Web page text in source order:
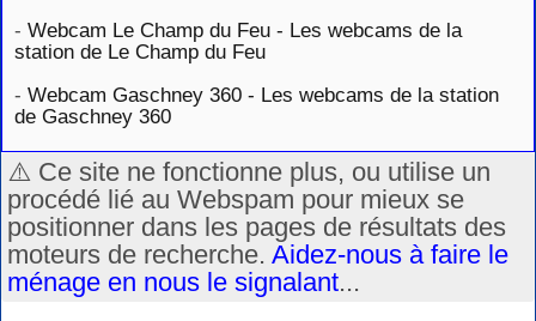
- Webcam Le Champ du Feu - Les webcams de la
station de Le Champ du Feu
- Webcam Gaschney 360 - Les webcams de la station
de Gaschney 360
⚠️ Ce site ne fonctionne plus, ou utilise un
procédé lié au Webspam pour mieux se
positionner dans les pages de résultats des
moteurs de recherche. Aidez-nous à faire le
ménage en nous le signalant...